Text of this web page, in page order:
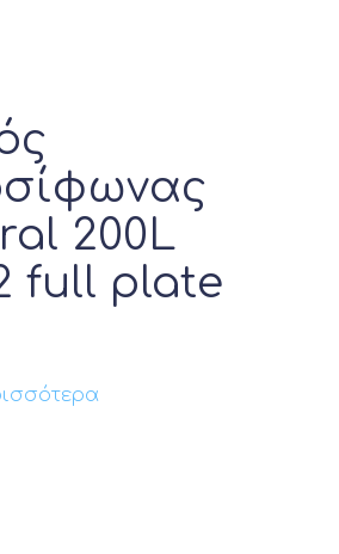
200L
full plate